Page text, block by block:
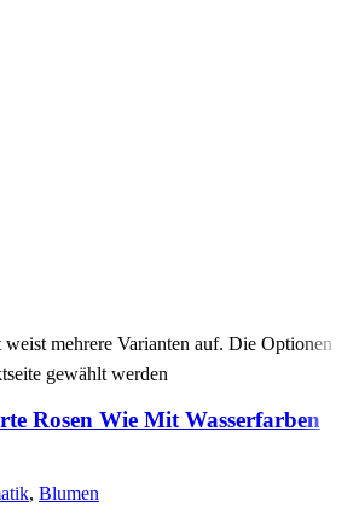
weist mehrere Varianten auf. Die Optionen
gewählt werden
Rosen Wie Mit Wasserfarben
, Blumen